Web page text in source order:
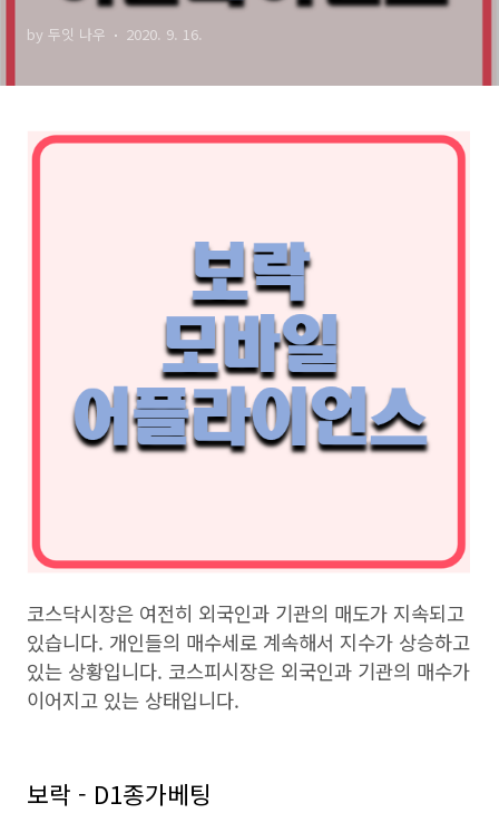
크
by 두잇 나우 2020. 9. 16.
코스닥시장은 여전히 외국인과 기관의 매도가 지속되고
있습니다. 개인들의 매수세로 계속해서 지수가 상승하고
있는 상황입니다. 코스피시장은 외국인과 기관의 매수가
이어지고 있는 상태입니다.
보락 - D1종가베팅